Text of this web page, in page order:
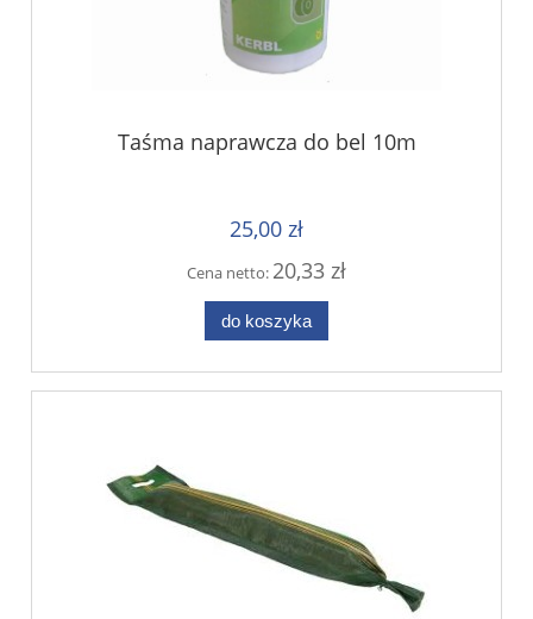
Taśma naprawcza do bel 10m
25,00 zł
Cena netto: 20,33 zł
do koszyka